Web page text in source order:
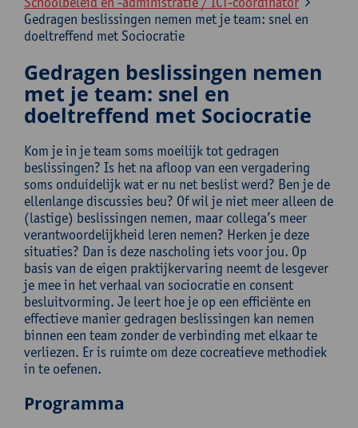
Gedragen beslissingen nemen met je team: snel en
doeltreffend met Sociocratie
Gedragen beslissingen nemen
met je team: snel en
doeltreffend met Sociocratie
Kom je in je team soms moeilijk tot gedragen
beslissingen? Is het na afloop van een vergadering
soms onduidelijk wat er nu net beslist werd? Ben je de
ellenlange discussies beu? Of wil je niet meer alleen de
(lastige) beslissingen nemen, maar collega’s meer
verantwoordelijkheid leren nemen? Herken je deze
situaties? Dan is deze nascholing iets voor jou. Op
basis van de eigen praktijkervaring neemt de lesgever
je mee in het verhaal van sociocratie en consent
besluitvorming. Je leert hoe je op een efficiënte en
effectieve manier gedragen beslissingen kan nemen
binnen een team zonder de verbinding met elkaar te
verliezen. Er is ruimte om deze cocreatieve methodiek
in te oefenen.
Programma